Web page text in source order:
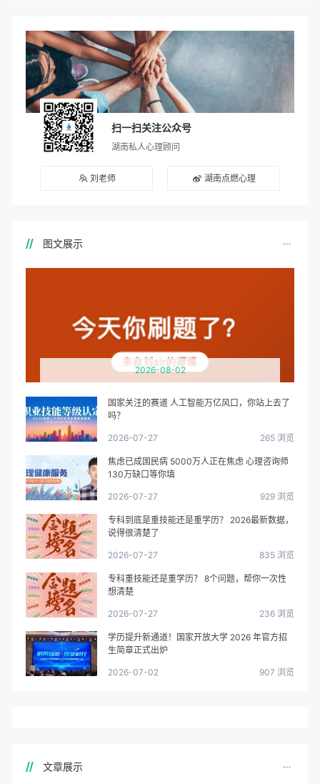
扫一扫关注公众号
湖南私人心理顾问
刘老师 湖南点燃心理
图文展示
2026-08-02
国家关注的赛道 人工智能万亿风口，你站上去了
吗？
2026-07-27 265 浏览
焦虑已成国民病 5000万人正在焦虑 心理咨询师
130万缺口等你填
2026-07-27 929 浏览
专科到底是重技能还是重学历？ 2026最新数据，
说得很清楚了
2026-07-27 835 浏览
专科重技能还是重学历？ 8个问题，帮你一次性
想清楚
2026-07-27 236 浏览
学历提升新通道！国家开放大学 2026 年官方招
生简章正式出炉
2026-07-02 907 浏览
文章展示